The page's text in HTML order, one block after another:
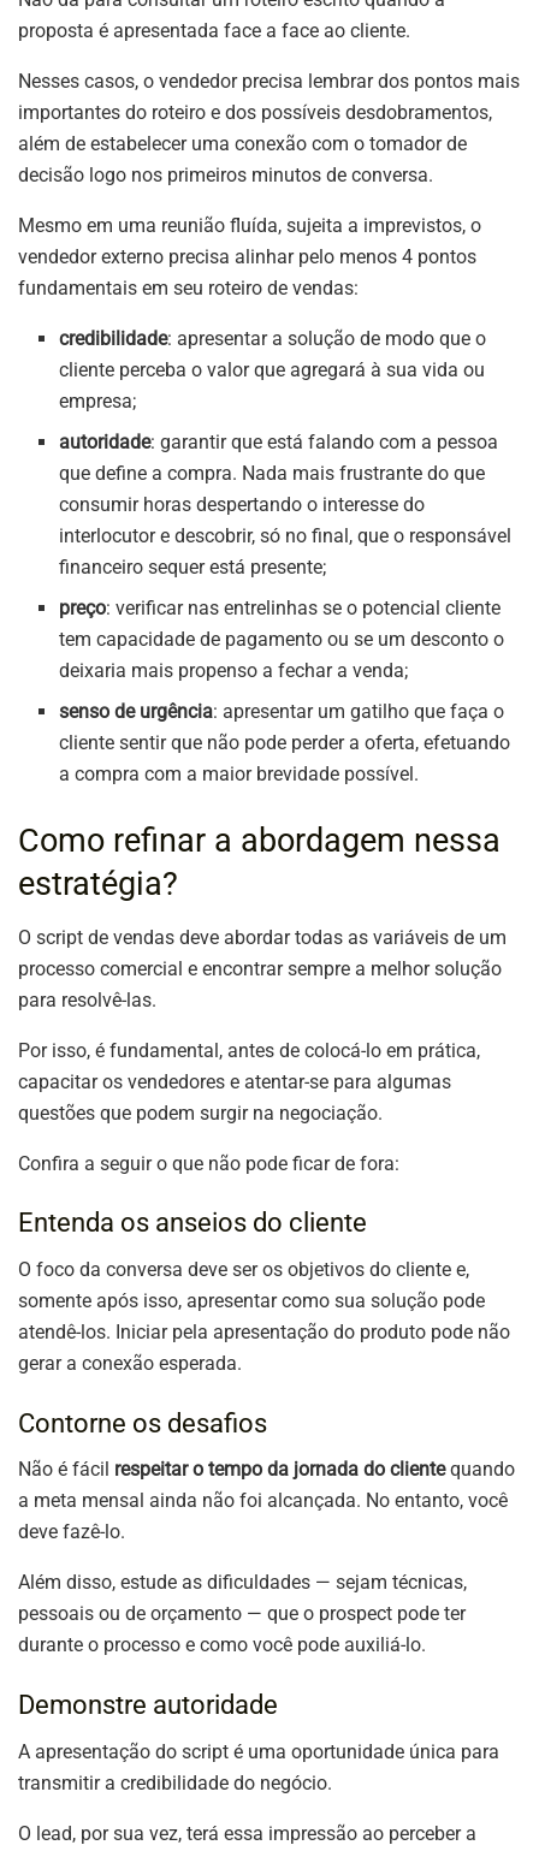
proposta é apresentada face a face ao cliente.
Nesses casos, o vendedor precisa lembrar dos pontos mais
importantes do roteiro e dos possíveis desdobramentos,
além de estabelecer uma conexão com o tomador de
decisão logo nos primeiros minutos de conversa.
Mesmo em uma reunião fluída, sujeita a imprevistos, o
vendedor externo precisa alinhar pelo menos 4 pontos
fundamentais em seu roteiro de vendas:
credibilidade: apresentar a solução de modo que o
cliente perceba o valor que agregará à sua vida ou
empresa;
autoridade: garantir que está falando com a pessoa
que define a compra. Nada mais frustrante do que
consumir horas despertando o interesse do
interlocutor e descobrir, só no final, que o responsável
financeiro sequer está presente;
preço: verificar nas entrelinhas se o potencial cliente
tem capacidade de pagamento ou se um desconto o
deixaria mais propenso a fechar a venda;
senso de urgência: apresentar um gatilho que faça o
cliente sentir que não pode perder a oferta, efetuando
a compra com a maior brevidade possível.
Como refinar a abordagem nessa
estratégia?
O script de vendas deve abordar todas as variáveis de um
processo comercial e encontrar sempre a melhor solução
para resolvê-las.
Por isso, é fundamental, antes de colocá-lo em prática,
capacitar os vendedores e atentar-se para algumas
questões que podem surgir na negociação.
Confira a seguir o que não pode ficar de fora:
Entenda os anseios do cliente
O foco da conversa deve ser os objetivos do cliente e,
somente após isso, apresentar como sua solução pode
atendê-los. Iniciar pela apresentação do produto pode não
gerar a conexão esperada.
Contorne os desafios
Não é fácil respeitar o tempo da jornada do clientequando
a meta mensal ainda não foi alcançada. No entanto, você
deve fazê-lo.
Além disso, estude as dificuldades — sejam técnicas,
pessoais ou de orçamento — que o prospect pode ter
durante o processo e como você pode auxiliá-lo.
Demonstre autoridade
A apresentação do script é uma oportunidade única para
transmitir a credibilidade do negócio.
O lead, por sua vez, terá essa impressão ao perceber a